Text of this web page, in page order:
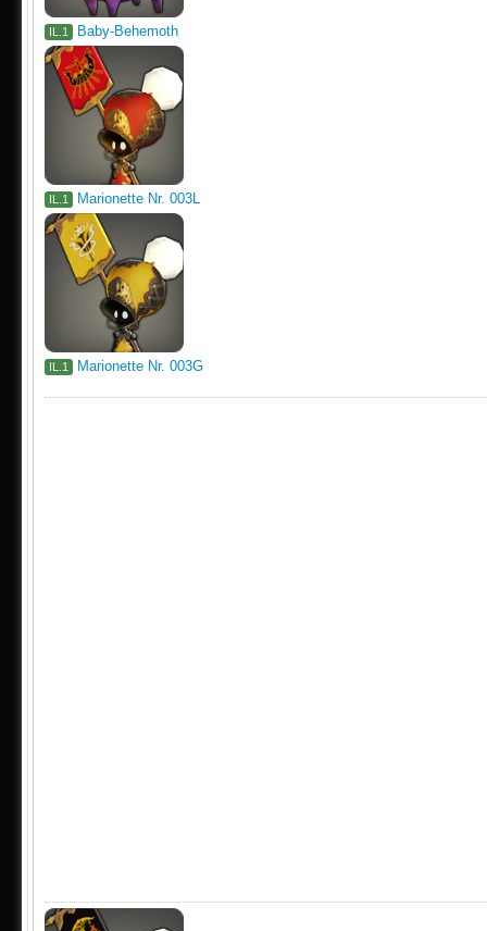
IL.1 Baby-Behemoth
IL.1 Marionette Nr. 003L
IL.1 Marionette Nr. 003G